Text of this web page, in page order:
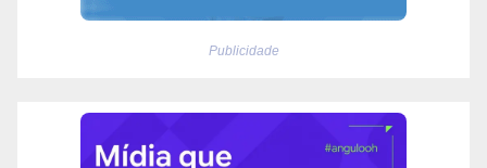
Publicidade